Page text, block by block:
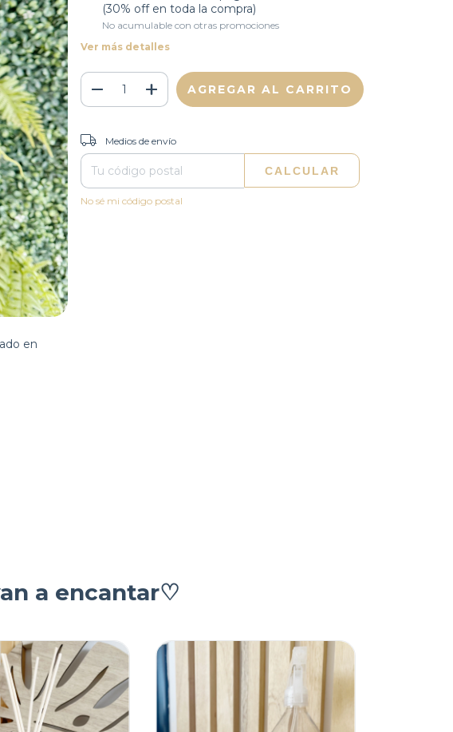
en
(30% off en toda la compra)
No acumulable con otras promociones
Ver más detalles
Entregas para el CP:
Medios de envío
CALCULAR
No sé mi código postal
a encantar♡